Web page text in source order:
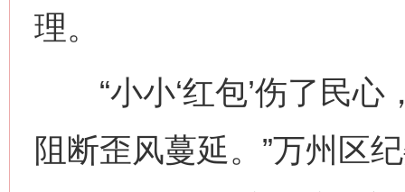
理。
“小小‘红包’伤了民心
阻断歪风蔓延。”万州区